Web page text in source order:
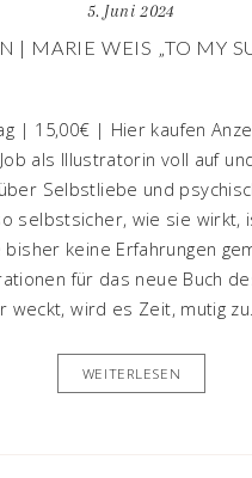
5. Juni 2024
| MARIE WEIS „TO MY
| 15,00€ | Hier kaufen
als Illustratorin voll auf
Selbstliebe und
selbstsicher, wie sie wirkt,
keine Erfahrungen
für das neue Buch
weckt, wird es Zeit, mutig
WEITERLESEN